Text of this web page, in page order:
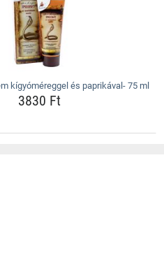
kígyóméreggel és paprikával- 75 ml
3830 Ft